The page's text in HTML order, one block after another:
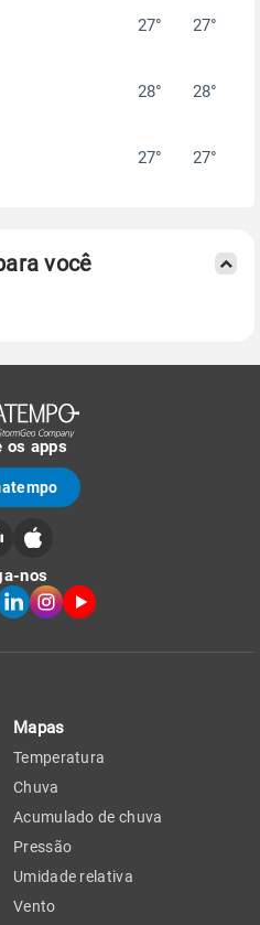
27° 27°
28° 28°
27° 27°
você
os apps
nos
Mapas
Temperatura
Chuva
Acumulado de chuva
Pressão
Umidade relativa
Vento